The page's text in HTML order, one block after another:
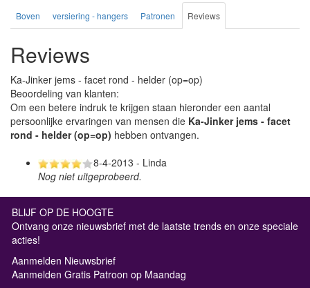
Boven versiering - hangers Patronen Reviews
Reviews
Ka-Jinker jems - facet rond - helder (op=op)
Beoordeling van klanten:
Om een betere indruk te krijgen staan hieronder een aantal
persoonlijke ervaringen van mensen die Ka-Jinker jems - facet
rond - helder (op=op) hebben ontvangen.
8-4-2013 - Linda
Nog niet uitgeprobeerd.
BLIJF OP DE HOOGTE
Ontvang onze nieuwsbrief met de laatste trends en onze speciale
acties!
Aanmelden Nieuwsbrief
Aanmelden Gratis Patroon op Maandag